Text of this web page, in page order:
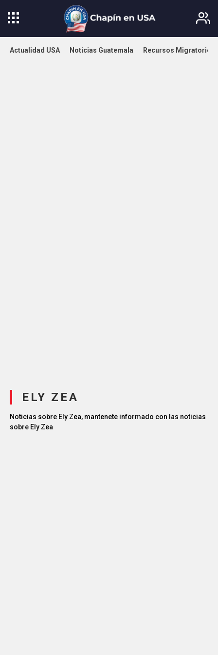
Actualidad USA Noticias Guatemala Recursos Migratorios
ELY ZEA
Noticias sobre Ely Zea, mantenete informado con las noticias
sobre Ely Zea